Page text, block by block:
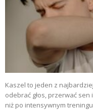
Kaszel to jeden z
odebrać głos, przerwać
niż po intensywnym